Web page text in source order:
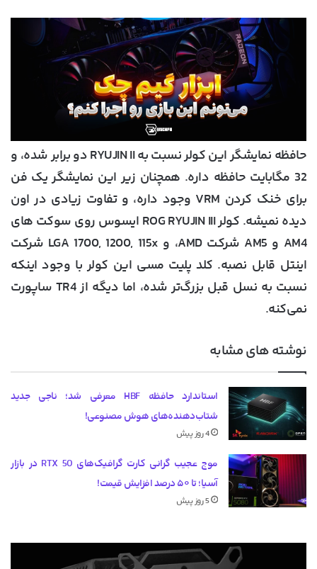
حافظه نمایشگر این کولر نسبت به RYUJIN II دو برابر شده، و
32 مگابایت حافظه داره. همچنان زیر این نمایشگر یک فن
برای خنک کردن VRM وجود داره، و تفاوت زیادی در اون
دیده نمیشه. کولر ROG RYUJIN III ایسوس روی سوکت ‌های
AM4 و AM5 شرکت AMD، و LGA 1700, 1200, 115x شرکت
اینتل قابل نصبه. کلد پلیت مسی این کولر با وجود اینکه
نسبت به نسل قبل بزرگ‌تر شده، اما دیگه از TR4 ساپورت
نمی‌کنه.
نوشته های مشابه
استاندارد حافظه HBF معرفی شد؛ ناجی جدید
شتاب‌دهنده‌های هوش مصنوعی!
4 روز پیش
موج عجیب گرانی کارت گرافیک‌های RTX 50 در بازار
آسیا؛ تا ۵۰ درصد افزایش قیمت!
5 روز پیش